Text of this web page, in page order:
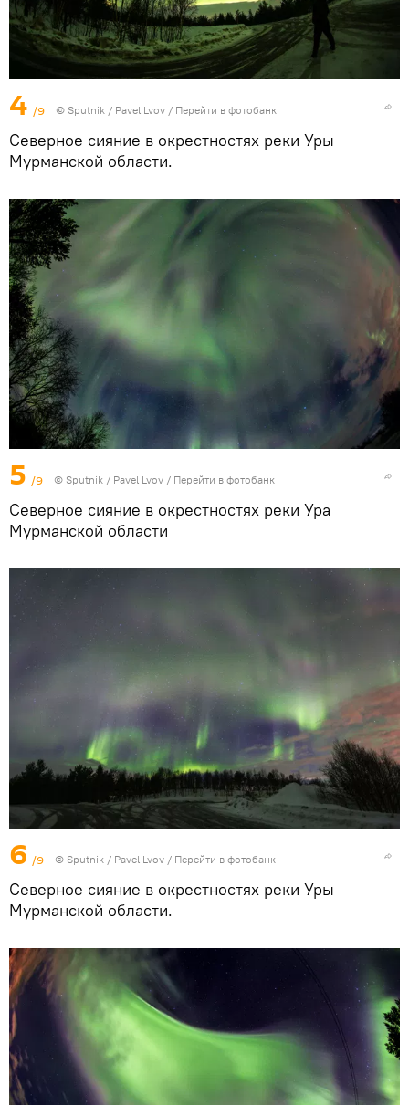
4 /9 © Sputnik / Pavel Lvov / Перейти в фотобанк
Северное сияние в окрестностях реки Уры
Мурманской области.
5 /9 © Sputnik / Pavel Lvov / Перейти в фотобанк
Северное сияние в окрестностях реки Ура
Мурманской области
6 /9 © Sputnik / Pavel Lvov / Перейти в фотобанк
Северное сияние в окрестностях реки Уры
Мурманской области.